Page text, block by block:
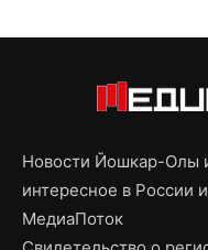
Новости Йошкар-Олы
интересное в России
МедиаПоток